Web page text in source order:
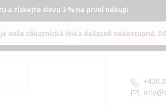
a získejte slevu 3 % na první nákup!
je naše zákaznická linka dočasně nedostupná.
info@
+420